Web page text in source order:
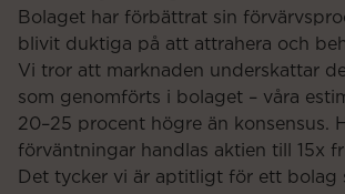
Bolaget har förbättrat sin
blivit duktiga på att attrahera och
Vi tror att marknaden underskattar
som genomförts i bolaget – våra
20–25 procent högre än konsensus.
förväntningar handlas aktien till 15x
Det tycker vi är aptitligt för ett bolag